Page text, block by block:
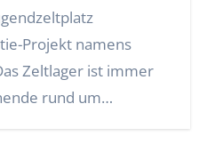
Projekt namens
Zeltlager ist immer
rund um…